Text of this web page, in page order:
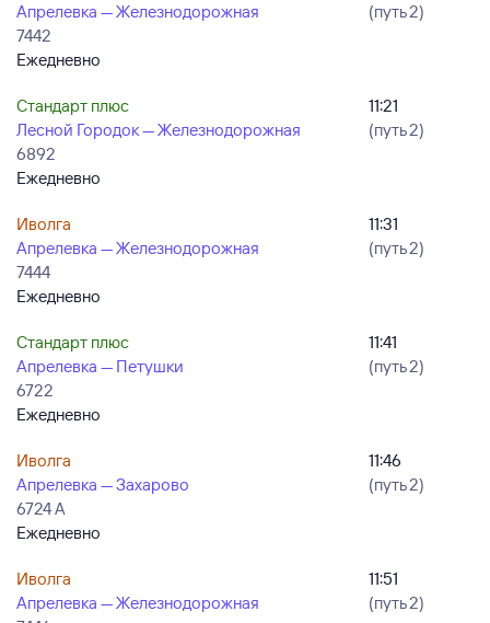
Апрелевка — Железнодорожная
7442
Ежедневно
(путь 2)
Стандарт плюс
Лесной Городок — Железнодорожная
6892
Ежедневно
11:21
(путь 2)
Иволга
Апрелевка — Железнодорожная
7444
Ежедневно
11:31
(путь 2)
Стандарт плюс
Апрелевка — Петушки
6722
Ежедневно
11:41
(путь 2)
Иволга
Апрелевка — Захарово
6724 А
Ежедневно
11:46
(путь 2)
Иволга
Апрелевка — Железнодорожная
11:51
(путь 2)